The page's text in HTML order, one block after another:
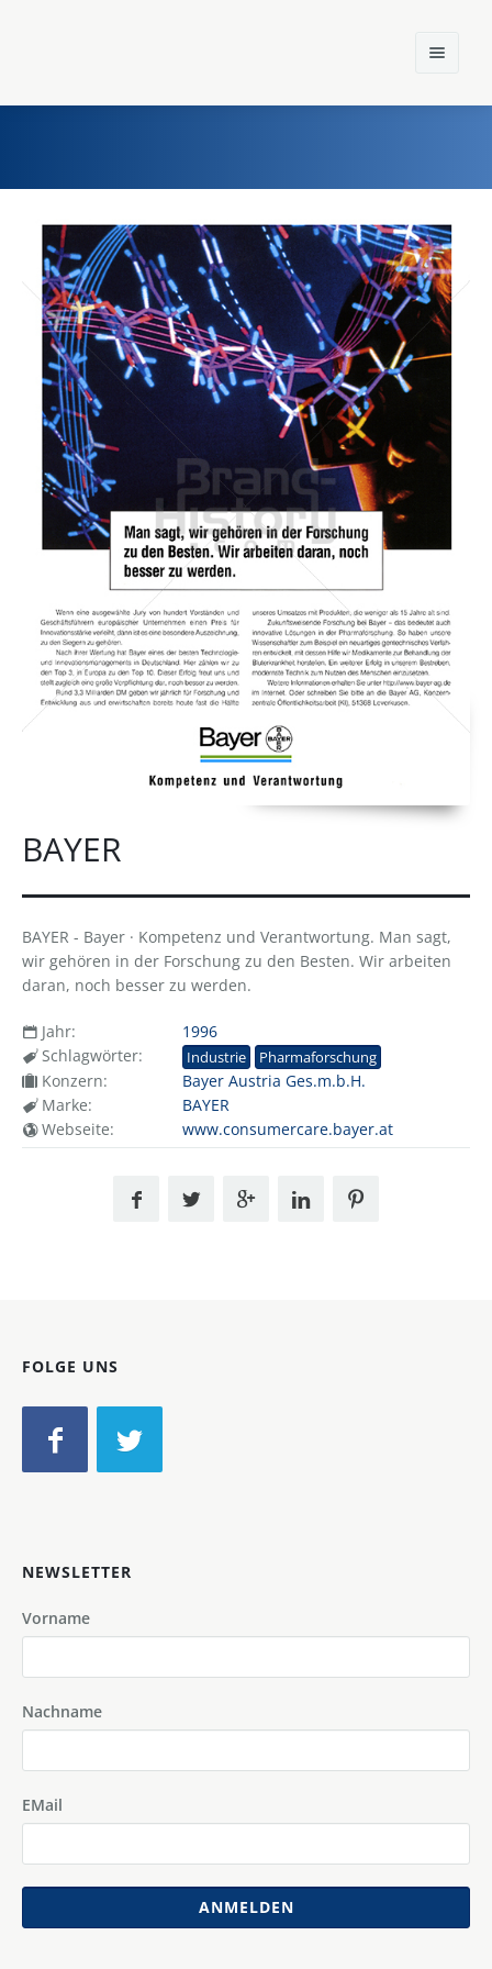
Einst und Heute
Marken
Konzerne
Epoche
BAYER
BAYER - Bayer · Kompetenz und Verantwortung. Man sagt,
wir gehören in der Forschung zu den Besten. Wir arbeiten
daran, noch besser zu werden.
Jahr:
1996
Schlagwörter:
Industrie Pharmaforschung
Konzern:
Bayer Austria Ges.m.b.H.
Marke:
BAYER
Webseite:
www.consumercare.bayer.at
FOLGE UNS
NEWSLETTER
Vorname
Nachname
EMail
ANMELDEN